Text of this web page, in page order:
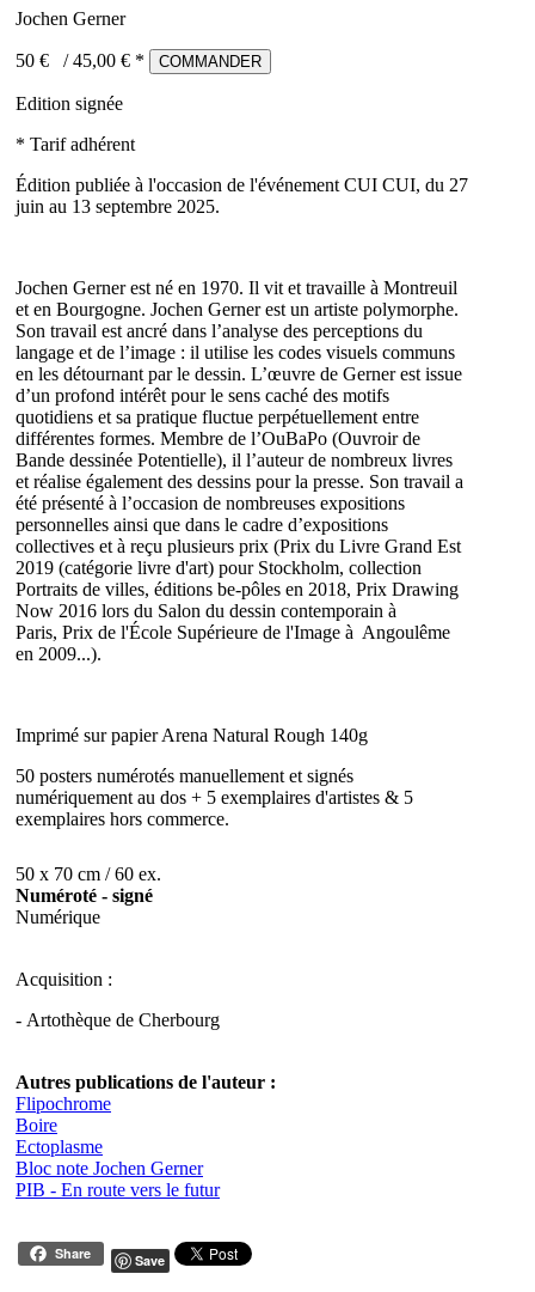
Jochen Gerner
50 € /45,00 € * COMMANDER
Edition signée
* Tarif adhérent
Édition publiée à l'occasion de l'événement CUI CUI, du 27
juin au 13 septembre 2025.
Jochen Gerner est né en 1970. Il vit et travaille à Montreuil
et en Bourgogne. Jochen Gerner est un artiste polymorphe.
Son travail est ancré dans l’analyse des perceptions du
langage et de l’image : il utilise les codes visuels communs
en les détournant par le dessin. L’œuvre de Gerner est issue
d’un profond intérêt pour le sens caché des motifs
quotidiens et sa pratique fluctue perpétuellement entre
différentes formes. Membre de l’OuBaPo (Ouvroir de
Bande dessinée Potentielle), il l’auteur de nombreux livres
et réalise également des dessins pour la presse. Son travail a
été présenté à l’occasion de nombreuses expositions
personnelles ainsi que dans le cadre d’expositions
collectives et à reçu plusieurs prix (Prix du Livre Grand Est
2019 (catégorie livre d'art) pour Stockholm, collection
Portraits de villes, éditions be-pôles en 2018, Prix Drawing
Now 2016 lors du Salon du dessin contemporain à
Paris, Prix de l'École Supérieure de l'Image à Angoulême
en 2009...).
Imprimé sur papier Arena Natural Rough 140g
50 posters numérotés manuellement et signés
numériquement au dos + 5 exemplaires d'artistes & 5
exemplaires hors commerce.
50 x 70 cm / 60 ex.
Numéroté - signé
Numérique
Acquisition :
- Artothèque de Cherbourg
Autres publications de l'auteur :
Flipochrome
Boire
Ectoplasme
Bloc note Jochen Gerner
PIB - En route vers le futur
Share Save